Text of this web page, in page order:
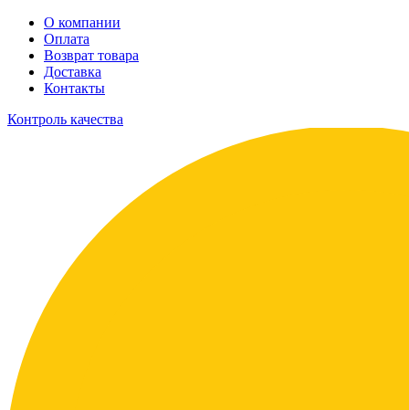
О компании
Оплата
Возврат товара
Доставка
Контакты
Контроль качества